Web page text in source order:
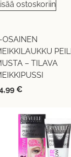
ostoskoriin
OSAINEN
– TILAVA
€